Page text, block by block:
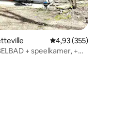
uit 5, 126 recensies
Gemiddelde
4,93 (355)
+ speelkamer, +